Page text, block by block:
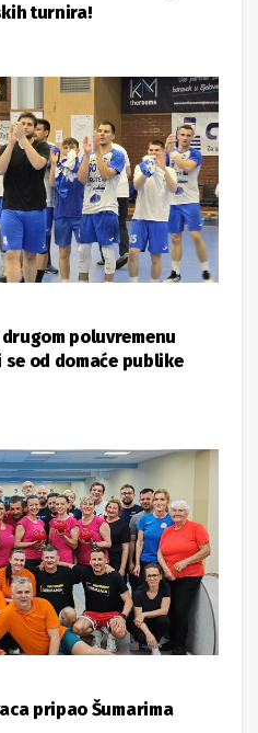
turnira!
poluvremenu
od domaće publike
pripao Šumarima